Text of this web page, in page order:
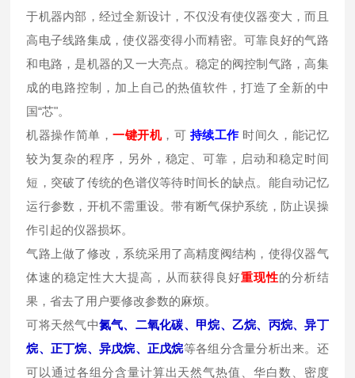
于机器内部，经过全新设计，不仅没有使仪器变大，而且
高电子线路集成，使仪器变得小而精密。可靠良好的气路
和电路，是机器的又一大亮点。稳定的阀控制气路，高集
成的电路控制，加上自己的热值软件，打造了全新的中
国“芯"。
机器操作简单，一键开机，可 持续工作 时间久，能记忆
较为复杂的程序，另外，稳定、可靠，启动和稳定时间
短，突破了传统的色谱仪等待时间长的缺点。能自动记忆
运行参数，开机不需重设。带有断气保护系统，防止误操
作引起的仪器损坏。
气路上做了修改，系统采用了高精度阀结构，使得仪器气
体速的稳定性大大提高，从而获得良好重现性的分析结
果，省去了用户要修改参数的麻烦。
可将天然气中氮气、二氧化碳、甲烷、乙烷、丙烷、异丁
烷、正丁烷、异戊烷、正戊烷等各组分含量分析出来。还
可以通过各组分含量计算出天然气热值、华白数、密度